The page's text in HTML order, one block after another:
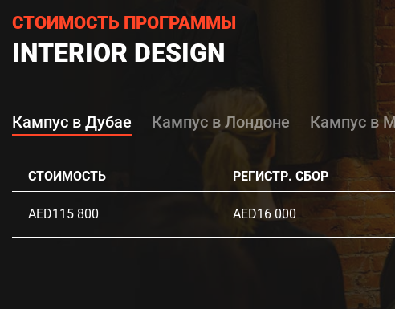
СТОИМОСТЬ ПРОГРАММЫ
INTERIOR DESIGN
Кампус в Дубае Кампус в Лондоне Кампус в
СТОИМОСТЬ РЕГИСТР. СБОР
AED115 800 AED16 000